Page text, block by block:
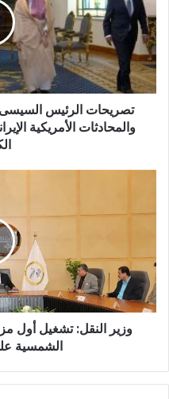
تصريحات الرئيس السيسى
والمحادثات الأمريكية
وزير النقل: تشغيل أول
الشمسية